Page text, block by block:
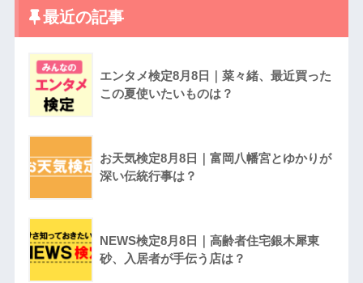
最近の記事
エンタメ検定8月8日｜菜々緒、最近買った
この夏使いたいものは？
お天気検定8月8日｜富岡八幡宮とゆかりが
深い伝統行事は？
NEWS検定8月8日｜高齢者住宅銀木犀東
砂、入居者が手伝う店は？